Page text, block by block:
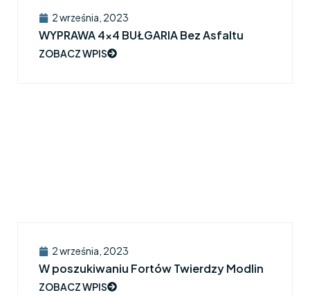
2 września, 2023
WYPRAWA 4×4 BUŁGARIA Bez Asfaltu
ZOBACZ WPIS
2 września, 2023
W poszukiwaniu Fortów Twierdzy Modlin
ZOBACZ WPIS